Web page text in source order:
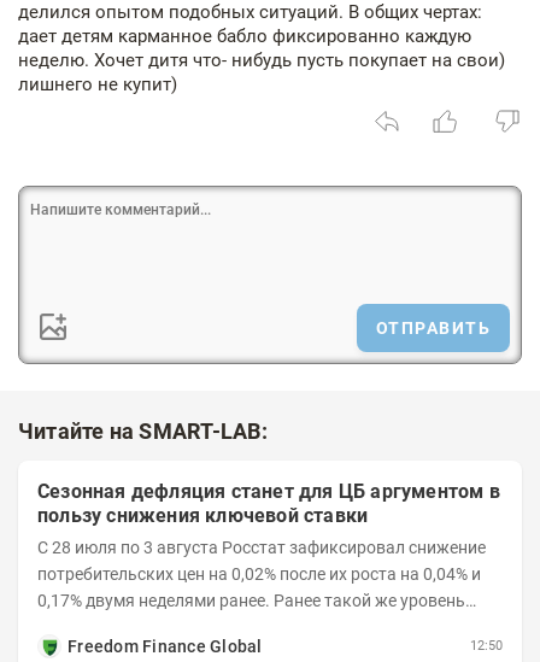
делился опытом подобных ситуаций. В общих чертах:
дает детям карманное бабло фиксированно каждую
неделю. Хочет дитя что- нибудь пусть покупает на свои)
лишнего не купит)
ОТПРАВИТЬ
Читайте на SMART-LAB:
Сезонная дефляция станет для ЦБ аргументом в
пользу снижения ключевой ставки
С 28 июля по 3 августа Росстат зафиксировал снижение
потребительских цен на 0,02% после их роста на 0,04% и
0,17% двумя неделями ранее. Ранее такой же уровень
Freedom Finance Global
12:50